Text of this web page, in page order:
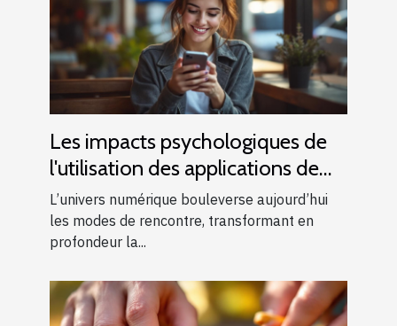
Les impacts psychologiques de
l'utilisation des applications de
rencontres modernes
L’univers numérique bouleverse aujourd’hui
les modes de rencontre, transformant en
profondeur la...